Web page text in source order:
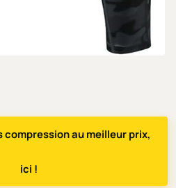
compression au meilleur prix,
ici !